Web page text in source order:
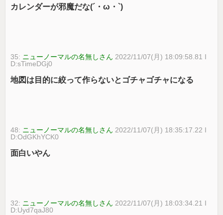
カレンダーが邪魔だな(´・ω・`)
35: ニューノーマルの名無しさん 2022/11/07(月) 18:09:58.81 I
D:sTimeDGj0
地図は目的に絞って作らないとゴチャゴチャになる
48: ニューノーマルの名無しさん 2022/11/07(月) 18:35:17.22 I
D:OdGKhYCK0
面白いやん
32: ニューノーマルの名無しさん 2022/11/07(月) 18:03:34.21 I
D:Uyd7qaJ80